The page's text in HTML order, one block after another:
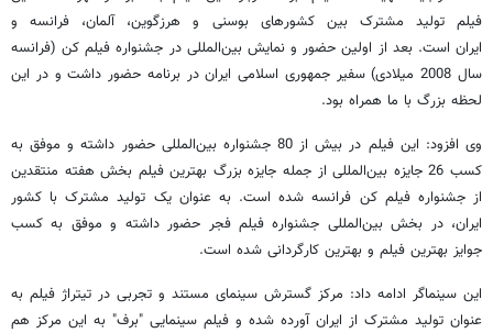
فیلم تولید مشترک بین کشورهای بوسنی و هرزگوین، آلمان، فرانسه و
ایران است. بعد از اولین حضور و نمایش بین‌المللی در جشنواره فیلم کن (فرانسه
سال 2008 میلادی) سفیر جمهوری اسلامی ایران در برنامه حضور داشت و در این
لحظه بزرگ با ما همراه بود.
وی افزود: این فیلم در بیش از 80 جشنواره بین‌المللی حضور داشته و موفق به
کسب 26 جایزه بین‌المللی از جمله جایزه بزرگ بهترین فیلم بخش هفته منتقدین
از جشنواره فیلم کن فرانسه شده است. به عنوان یک تولید مشترک با کشور
ایران، در بخش بین‌المللی جشنواره فیلم فجر حضور داشته و موفق به کسب
جوایز بهترین فیلم و بهترین کارگردانی شده است.
این سینماگر ادامه داد: مرکز گسترش سینمای مستند و تجربی در تیتراژ فیلم به
عنوان تولید مشترک از ایران آورده شده و فیلم سینمایی "برف" به این مرکز هم